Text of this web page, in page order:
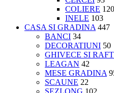
COLIERE 120
INELE 103
CASA SI GRADINA 447
BANCI 34
DECORATIUNI 50
GHIVECE SI
LEAGAN 42
MESE GRADINA
SCAUNE 22
SEZLONG 102